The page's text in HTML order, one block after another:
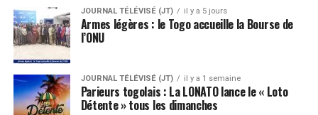
JOURNAL TÉLÉVISÉ (JT) il y a 5 jours
Armes légères : le Togo accueille la Bourse de
l’ONU
JOURNAL TÉLÉVISÉ (JT) il y a 1 semaine
Parieurs togolais : La LONATO lance le « Loto
Détente » tous les dimanches